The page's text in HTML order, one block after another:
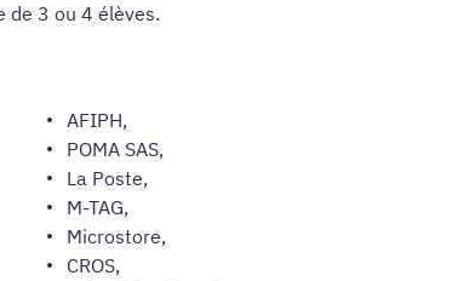
de 3 ou 4 élèves.
AFIPH,
POMA SAS,
La Poste,
M-TAG,
Microstore,
CROS,